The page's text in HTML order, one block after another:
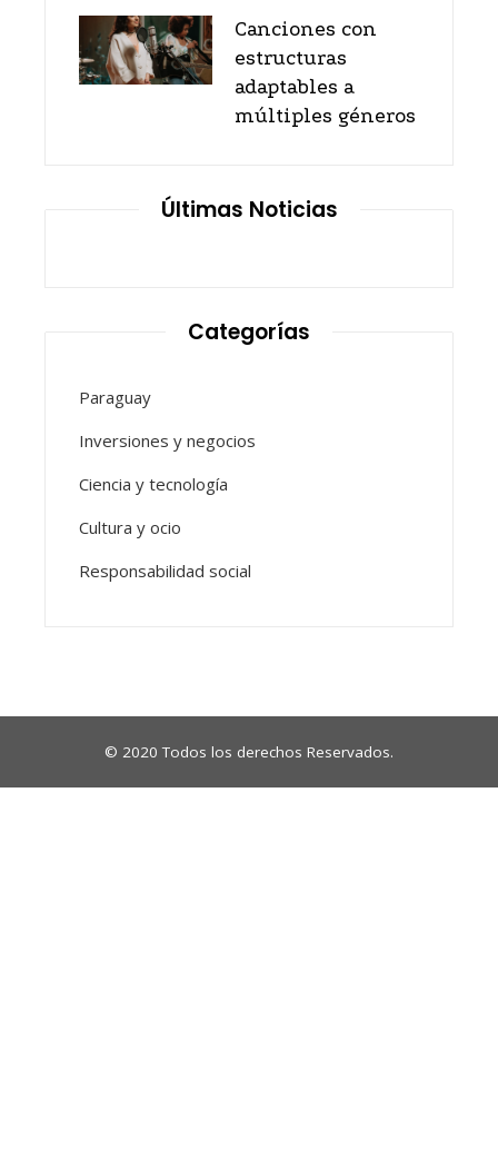
Canciones con
estructuras
adaptables a
múltiples géneros
Últimas Noticias
Categorías
Paraguay
Inversiones y negocios
Ciencia y tecnología
Cultura y ocio
Responsabilidad social
© 2020 Todos los derechos Reservados.